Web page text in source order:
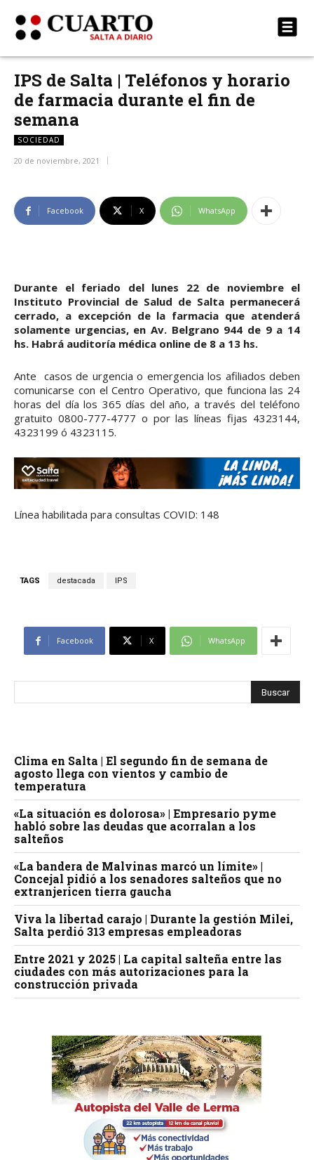
IPS de Salta | Teléfonos y horario
de farmacia durante el fin de
semana
SOCIEDAD
20 de noviembre, 2021
Facebook X WhatsApp
Durante el feriado del lunes 22 de noviembre el
Instituto Provincial de Salud de Salta permanecerá
cerrado, a excepción de la farmacia que atenderá
solamente urgencias, en Av. Belgrano 944 de 9 a 14
hs. Habrá auditoría médica online de 8 a 13 hs.
Ante casos de urgencia o emergencia los afiliados deben
comunicarse con el Centro Operativo, que funciona las 24
horas del día los 365 días del año, a través del teléfono
gratuito 0800-777-4777 o por las líneas fijas 4323144,
4323199 ó 4323115.
Línea habilitada para consultas COVID: 148
TAGS destacada IPS
Facebook X WhatsApp
Clima en Salta | El segundo fin de semana de
agosto llega con vientos y cambio de
temperatura
«La situación es dolorosa» | Empresario pyme
habló sobre las deudas que acorralan a los
salteños
«La bandera de Malvinas marcó un límite» |
Concejal pidió a los senadores salteños que no
extranjericen tierra gaucha
Viva la libertad carajo | Durante la gestión Milei,
Salta perdió 313 empresas empleadoras
Entre 2021 y 2025 | La capital salteña entre las
ciudades con más autorizaciones para la
construcción privada